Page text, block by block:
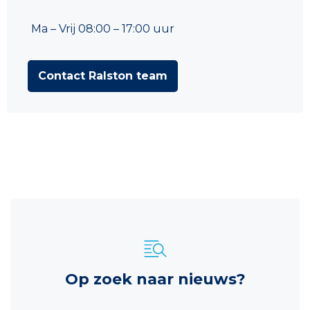
Ma – Vrij 08:00 – 17:00 uur
Contact Ralston team
Op zoek naar nieuws?